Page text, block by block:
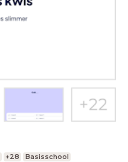
+28
Basisschool